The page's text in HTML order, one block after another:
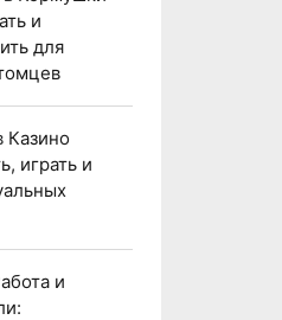
и
для
Казино
играть и
и